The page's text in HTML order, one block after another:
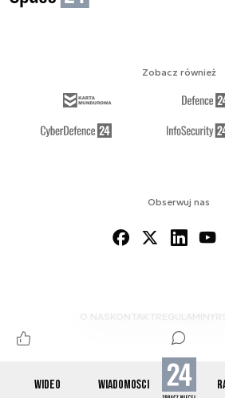
WIDEO WIADOMOŚCI
Obserwuj nas
O NAS KONTAKTREGULAMINY
Zobacz również
© 2012-2026